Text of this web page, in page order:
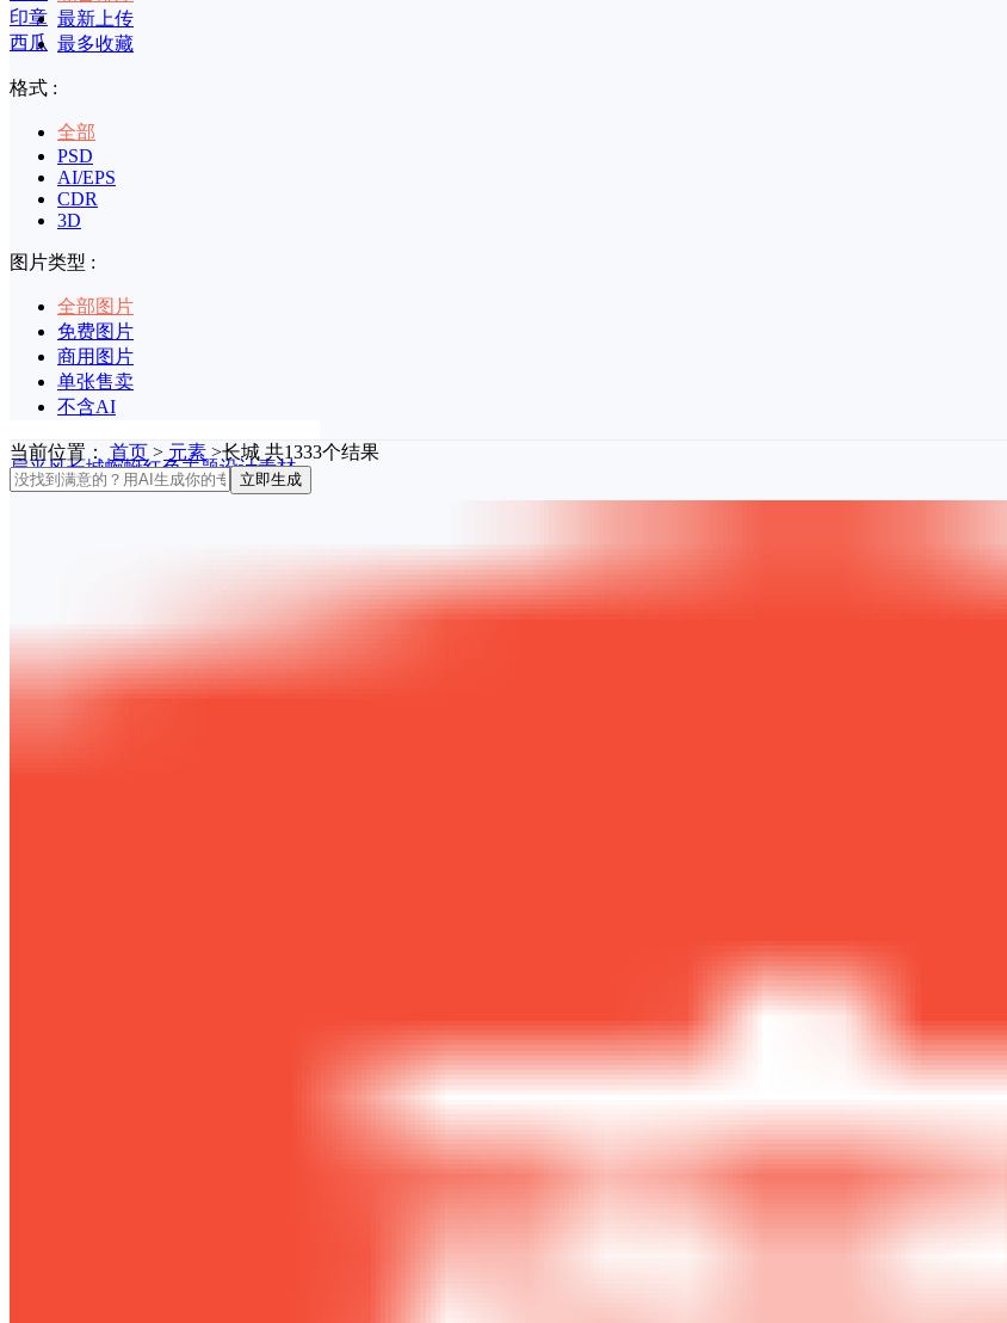
印章
西瓜
最新上传
最多收藏
格式 :
全部
PSD
AI/EPS
CDR
3D
图片类型 :
全部图片
免费图片
商用图片
单张售卖
不含AI
当前位置： 首页 > 元素 >长城 共1333个结果
立即生成
扁平风长城蜿蜒红色主题设计素材